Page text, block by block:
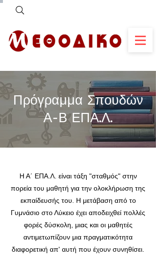
Πρόγραμμα Σπουδών
Α-Β ΕΠΑ.Λ.
Η Α΄ ΕΠΑ.Λ. είναι τάξη "σταθμός" στην
πορεία του μαθητή για την ολοκλήρωση της
εκπαίδευσής του. Η μετάβαση από το
Γυμνάσιο στο Λύκειο έχει αποδειχθεί πολλές
φορές δύσκολη, μιας και οι μαθητές
αντιμετωπίζουν μια πραγματικότητα
διαφορετική απ' αυτή που έχουν συνηθίσει.